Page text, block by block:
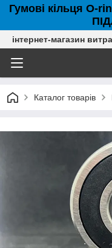
Гумові кільця O-
інтернет-магазин
Каталог товарів